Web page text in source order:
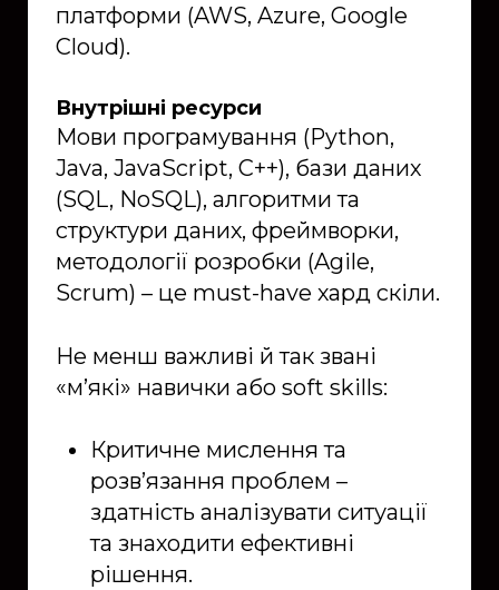
платформи (AWS, Azure, Google
Cloud).
Внутрішні ресурси
Мови програмування (Python,
Java, JavaScript, C++), бази даних
(SQL, NoSQL), алгоритми та
структури даних, фреймворки,
методології розробки (Agile,
Scrum) – це must-have хард скіли.
Не менш важливі й так звані
«м’які» навички або soft skills:
Критичне мислення та
розв’язання проблем –
здатність аналізувати ситуації
та знаходити ефективні
рішення.